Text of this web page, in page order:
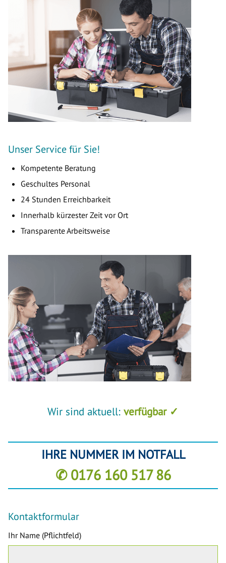
Unser Service für Sie!
Kompetente Beratung
Geschultes Personal
24 Stunden Erreichbarkeit
Innerhalb kürzester Zeit vor Ort
Transparente Arbeitsweise
Wir sind aktuell: verfügbar ✓
IHRE NUMMER IM NOTFALL
✆ 0176 160 517 86
Kontaktformular
Ihr Name (Pflichtfeld)